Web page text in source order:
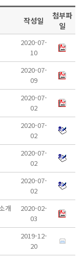
작성일
첨부파
일
2020-07-
10
2020-07-
09
2020-07-
02
2020-07-
02
2020-07-
02
2020-07-
02
개
2020-02-
03
2019-12-
20